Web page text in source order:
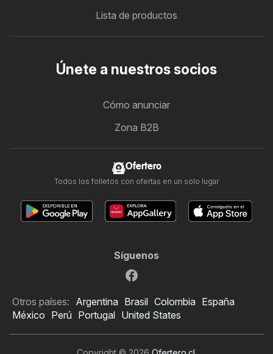
Lista de productos
Únete a nuestros socios
Cómo anunciar
Zona B2B
Ofertero
Todos los folletos con ofertas en un solo lugar
Síguenos
Otros países: Argentina Brasil Colombia España
México Perú Portugal United States